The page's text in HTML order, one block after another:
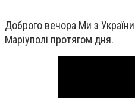
Доброго вечора Ми з
Маріуполі протягом дня.